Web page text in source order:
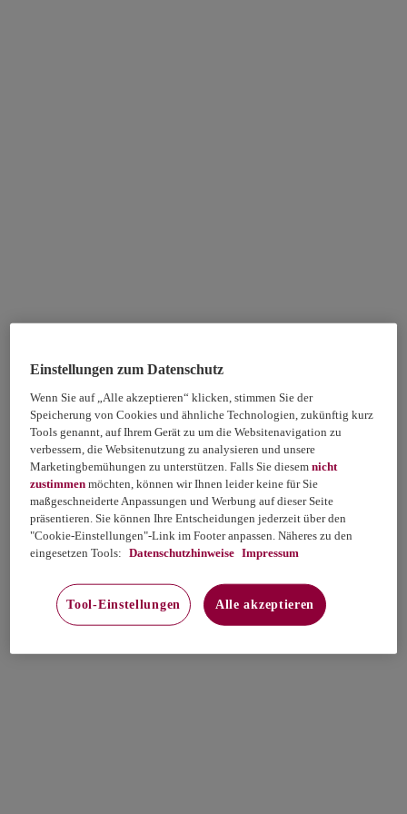
Einstellungen zum Datenschutz
Wenn Sie auf „Alle akzeptieren“ klicken, stimmen Sie der
Speicherung von Cookies und ähnliche Technologien, zukünftig kurz
Tools genannt, auf Ihrem Gerät zu um die Websitenavigation zu
verbessern, die Websitenutzung zu analysieren und unsere
Marketingbemühungen zu unterstützen. Falls Sie diesemnicht
zustimmen möchten, können wir Ihnen leider keine für Sie
maßgeschneiderte Anpassungen und Werbung auf dieser Seite
präsentieren. Sie können Ihre Entscheidungen jederzeit über den
"Cookie-Einstellungen"-Link im Footer anpassen. Näheres zu den
eingesetzen Tools: Datenschutzhinweise Impressum
Tool-Einstellungen Alle akzeptieren